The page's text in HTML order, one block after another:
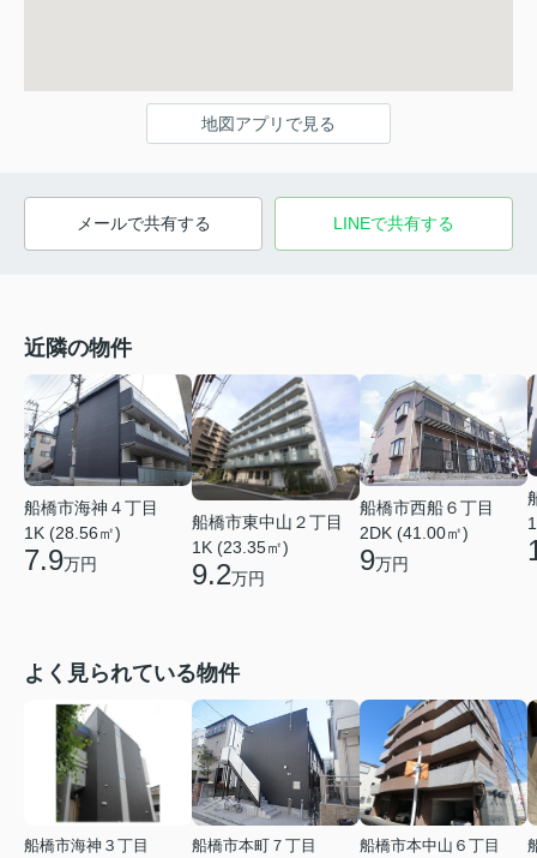
地図アプリで見る
メールで共有する LINEで共有する
近隣の物件
船橋市海神４丁目
1K (28.56㎡)
7.9万円
船橋市東中山２丁目
1K (23.35㎡)
9.2万円
船橋市西船６丁目
2DK (41.00㎡)
9万円
よく見られている物件
船橋市海神３丁目
船橋市本町７丁目
船橋市本中山６丁目